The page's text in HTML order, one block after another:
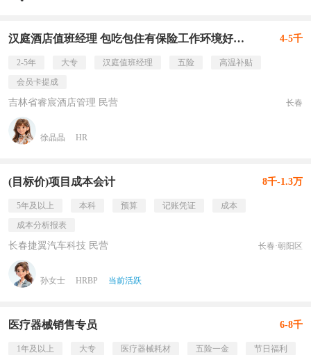
汉庭酒店值班经理 包吃包住有保险工作环境好红旗街商 4-5千
2-5年 大专 汉庭值班经理 五险
高温补贴
会员卡提成
吉林省睿宸酒店管理 民营 长春
徐晶晶 HR
(目标价)项目成本会计 8千-1.3万
5年及以上 本科 预算 记账凭证
成本
成本分析报表
长春捷翼汽车科技 民营 长春·朝阳区
孙女士 HRBP 当前活跃
医疗器械销售专员 6-8千
1年及以上 大专 医疗器械耗材 五险一金
节日福利